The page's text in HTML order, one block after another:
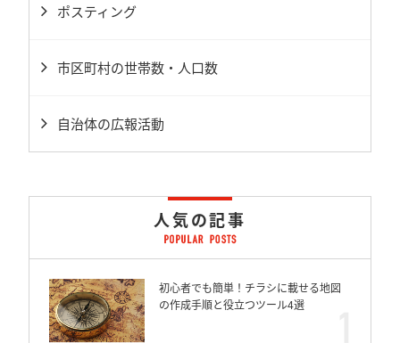
ポスティング
市区町村の世帯数・人口数
自治体の広報活動
人気の記事
初心者でも簡単！チラシに載せる地図
の作成手順と役立つツール4選